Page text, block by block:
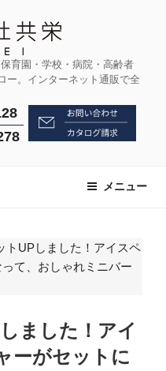
育園・学校・病院・高齢者
ー。インターネット通販で全
メニュー
トUPしました！アイスペ
て、おしゃれミニバー
ました！アイ
ーがセットに